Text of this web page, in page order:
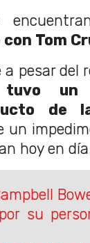
Tom
pesar del
tuvo
de
un
hoy en
su